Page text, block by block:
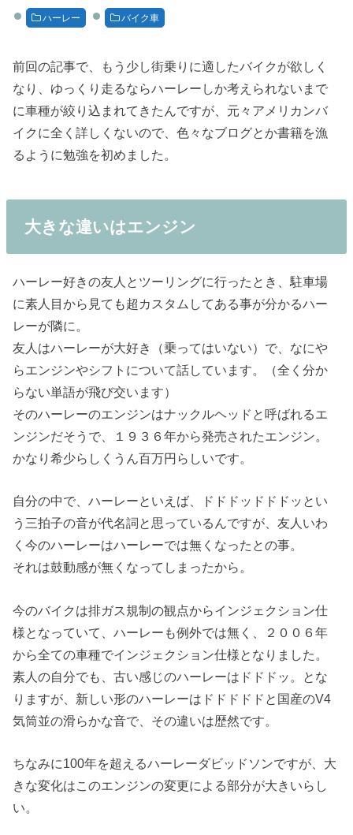
ハーレー バイク車
前回の記事で、もう少し街乗りに適したバイクが欲しく
なり、ゆっくり走るならハーレーしか考えられないまで
に車種が絞り込まれてきたんですが、元々アメリカンバ
イクに全く詳しくないので、色々なブログとか書籍を漁
るように勉強を初めました。
大きな違いはエンジン
ハーレー好きの友人とツーリングに行ったとき、駐車場
に素人目から見ても超カスタムしてある事が分かるハー
レーが隣に。
友人はハーレーが大好き（乗ってはいない）で、なにや
らエンジンやシフトについて話しています。（全く分か
らない単語が飛び交います）
そのハーレーのエンジンはナックルヘッドと呼ばれるエ
ンジンだそうで、１９３６年から発売されたエンジン。
かなり希少らしくうん百万円らしいです。
自分の中で、ハーレーといえば、ドドドッドドドッとい
う三拍子の音が代名詞と思っているんですが、友人いわ
く今のハーレーはハーレーでは無くなったとの事。
それは鼓動感が無くなってしまったから。
今のバイクは排ガス規制の観点からインジェクション仕
様となっていて、ハーレーも例外では無く、２００６年
から全ての車種でインジェクション仕様となりました。
素人の自分でも、古い感じのハーレーはドドドッ。とな
りますが、新しい形のハーレーはドドドドドと国産のV4
気筒並の滑らかな音で、その違いは歴然です。
ちなみに100年を超えるハーレーダビッドソンですが、大
きな変化はこのエンジンの変更による部分が大きいらし
い。